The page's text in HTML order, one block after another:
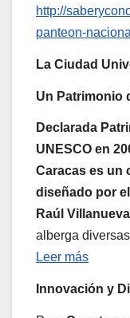
http://
panteon-
La Ciudad
Un Patrimonio
Declarada
UNESCO en
Caracas es un
diseñado por
Raúl
alberga
Leer más
Innovación y